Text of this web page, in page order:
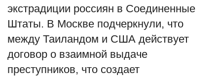
экстрадиции россиян в Соединенные
Штаты. В Москве подчеркнули, что
между Таиландом и США действует
договор о взаимной выдаче
преступников, что создает